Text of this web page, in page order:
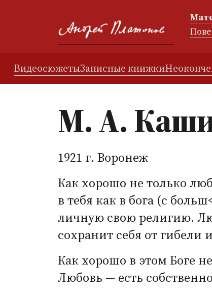
ВидеосюжетыЗаписные книжки
М. А.
1921 г. Воронеж
Как хорошо не только
в тебя как в бога (с
личную свою религию.
сохранит себя от гибели
Как хорошо в этом Боге
Любовь — есть